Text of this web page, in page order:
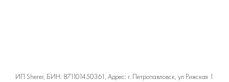
ИП Sherer, БИН: 871101450361, Адрес: г. Петропавловск, ул Рижская 1